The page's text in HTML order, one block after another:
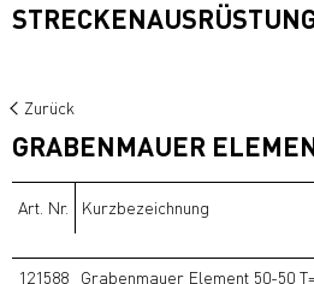
Zurück
GRABENMAUER
Art. Nr. Kurzbezeichnung
121588 Grabenmauer Element 50-50